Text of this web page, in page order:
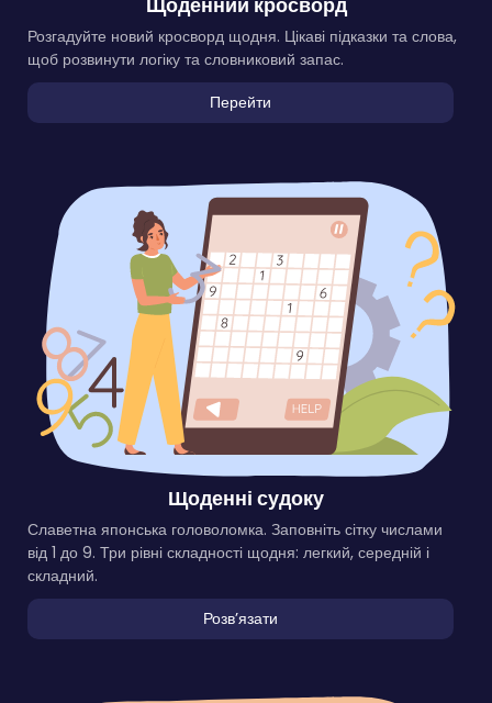
Розгадуйте новий кросворд щодня. Цікаві підказки та слова,
щоб розвинути логіку та словниковий запас.
Перейти
Щоденні судоку
Славетна японська головоломка. Заповніть сітку числами
від 1 до 9. Три рівні складності щодня: легкий, середній і
складний.
Розвʼязати